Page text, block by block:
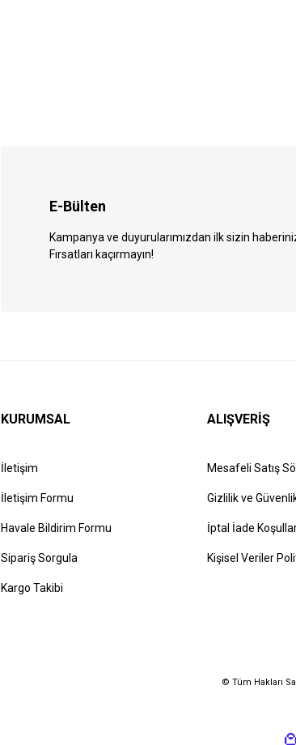
E-Bülten
Kampanya ve duyurularımızdan ilk sizin
Fırsatları kaçırmayın!
KURUMSAL
İletişim
İletişim Formu
Havale Bildirim Formu
Sipariş Sorgula
Kargo Takibi
ALIŞVERİŞ
Mesafeli Satış
Gizlilik ve
İptal İade
Kişisel Veriler
© Tüm Hakları